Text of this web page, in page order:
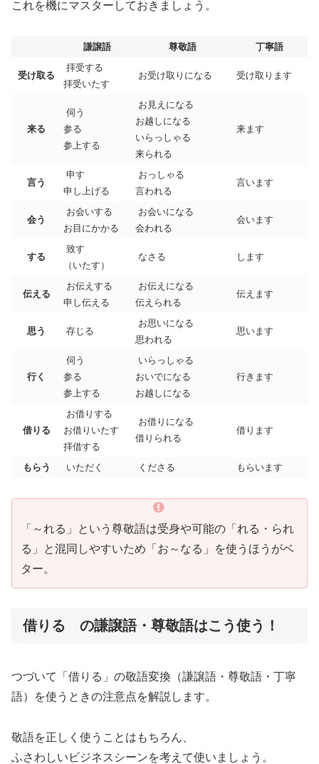
これを機にマスターしておきましょう。
謙譲語 尊敬語 丁寧語
受け取る
拝受する
拝受いたす
お受け取りになる 受け取ります
来る
伺う
参る
参上する
お見えになる
お越しになる
いらっしゃる
来られる
来ます
言う
申す
申し上げる
おっしゃる
言われる
言います
会う
お会いする
お目にかかる
お会いになる
会われる
会います
する
致す
（いたす）
なさる します
伝える
お伝えする
申し伝える
お伝えになる
伝えられる
伝えます
思う 存じる
お思いになる
思われる
思います
行く
伺う
参る
参上する
いらっしゃる
おいでになる
お越しになる
行きます
借りる
お借りする
お借りいたす
拝借する
お借りになる
借りられる
借ります
もらう いただく くださる もらいます
「～れる」という尊敬語は受身や可能の「れる・られ
る」と混同しやすいため「お～なる」を使うほうがベ
ター。
借りる の謙譲語・尊敬語はこう使う！
つづいて「借りる」の敬語変換（謙譲語・尊敬語・丁寧
語）を使うときの注意点を解説します。
敬語を正しく使うことはもちろん、
ふさわしいビジネスシーンを考えて使いましょう。